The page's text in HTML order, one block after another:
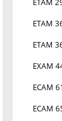
ETAM
ETAM
ETAM
EXAM
ECAM
ECAM